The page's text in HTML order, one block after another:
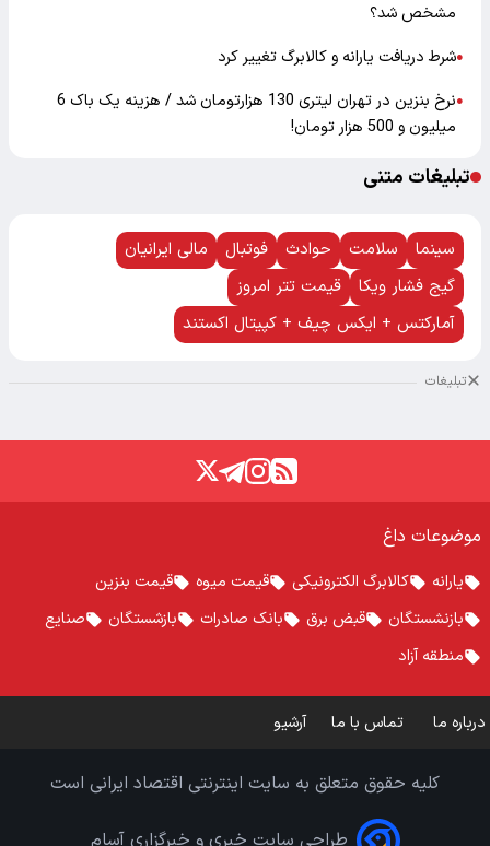
مشخص شد؟
●شرط دریافت یارانه و کالابرگ تغییر کرد
●
نرخ بنزین در تهران لیتری 130 هزارتومان شد / هزینه یک باک 6
میلیون و 500 هزار تومان!
تبلیغات متنی
سینما سلامت حوادث فوتبال
مالی ایرانیان
گیج فشار ویکا
قیمت تتر امروز
آمارکتس + ایکس چیف + کپیتال اکستند
تبلیغات
موضوعات داغ
یارانه کالابرگ الکترونیکی قیمت میوه
قیمت بنزین
بازنشستگان
قبض برق بانک صادرات بازشستگان
صنایع
منطقه آزاد
درباره ما تماس با ما آرشیو
کلیه حقوق متعلق به سایت اینترنتی اقتصاد ایرانی است
طراحی سایت خبری و خبرگزاری آسام